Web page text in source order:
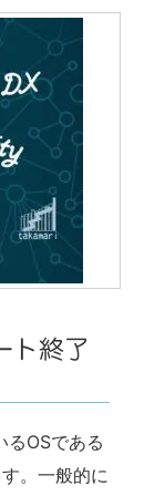
ト終了
OSである
。一般的に